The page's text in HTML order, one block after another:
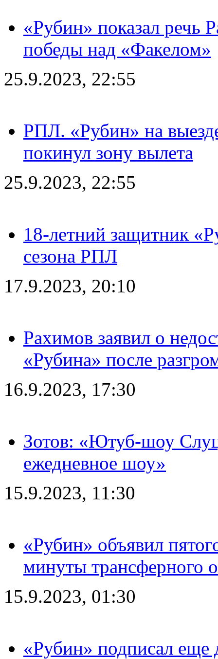
«Рубин» показал речь
победы над «Факелом»
25.9.2023, 22:55
РПЛ. «Рубин» на
покинул зону вылета
25.9.2023, 22:55
18-летний защитник
сезона РПЛ
17.9.2023, 20:10
Рахимов заявил о
«Рубина» после
16.9.2023, 17:30
Зотов: «Ютуб-шоу
ежедневное шоу»
15.9.2023, 11:30
«Рубин» объявил
минуты трансферного
15.9.2023, 01:30
«Рубин» подписал еще